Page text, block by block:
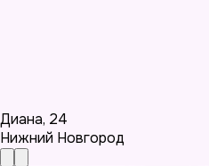
Диана, 24
Нижний Новгород